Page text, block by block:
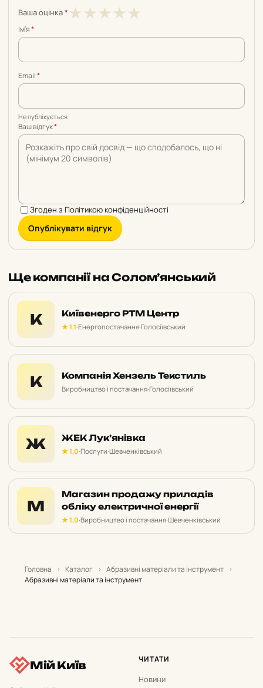
Ваша оцінка* ★
5
★4
5
★3
5
★2
5
★1
5
Імʼя*
Email*
Не публікується
Ваш відгук*
Згоден з Політикою конфіденційності
Опублікувати відгук
Ще компанії на Солом’янський
К Київенерго РТМ Центр
★ 1,1·Енергопостачання·Голосіївський
К Компанія Хензель Текстиль
Виробництво і постачання·Голосіївський
Ж ЖЕК Лук’янівка
★ 1,0·Послуги·Шевченківський
М
Магазин продажу приладів
обліку електричної енергії
★ 1,0·Виробництво і постачання·Шевченківський
Головна › Каталог › Абразивні матеріали та інструмент ›
Абразивні матеріали та інструмент
Мій Київ ЧИТАТИ
Новини